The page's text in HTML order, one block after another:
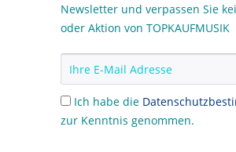
Newsletter und verpassen Sie
oder Aktion von TOPKAUFMUSIK
Ich habe die
zur Kenntnis genommen.